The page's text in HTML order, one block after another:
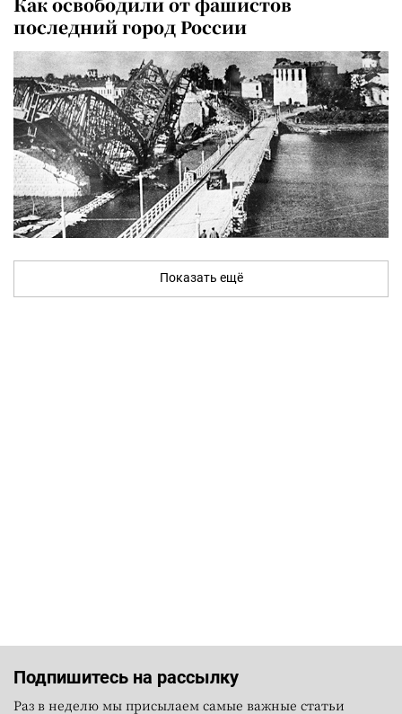
последний город России
Показать ещё
Подпишитесь на рассылку
Раз в неделю мы присылаем самые важные статьи